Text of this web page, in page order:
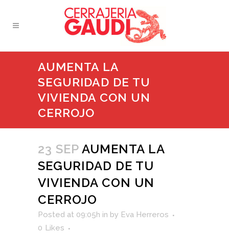
AUMENTA LA
SEGURIDAD DE TU
VIVIENDA CON UN
CERROJO
23 SEP AUMENTA LA
SEGURIDAD DE TU
VIVIENDA CON UN
CERROJO
Posted at 09:05h in by Eva Herreros
0 Likes